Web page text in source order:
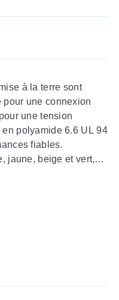
à la terre sont
une connexion
une tension
polyamide 6.6 UL 94
fiables.
jaune, beige et vert,
comprenant
électriques.